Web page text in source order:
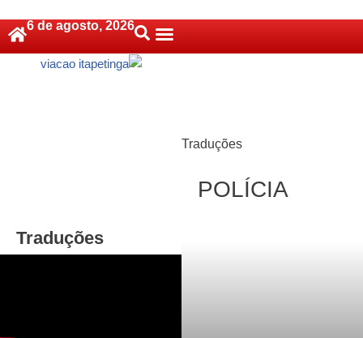
Pular
6 de agosto, 2026
Traduções
Traduções
POLÍCIA